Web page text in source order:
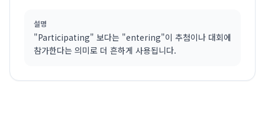
설명
"Participating" 보다는 "entering"이 추첨이나 대회에
참가한다는 의미로 더 흔하게 사용됩니다.